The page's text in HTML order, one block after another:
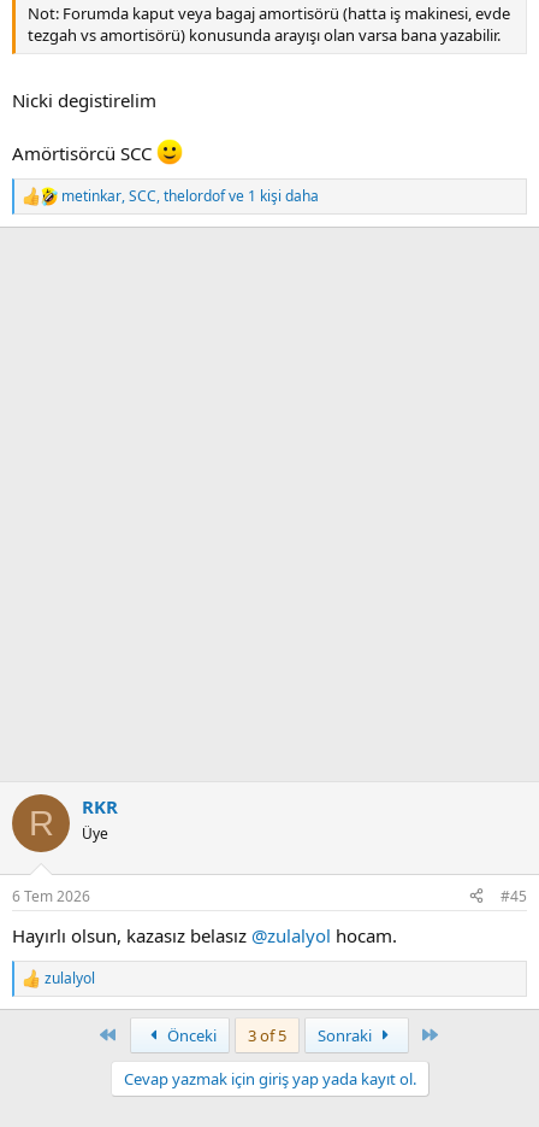
Not: Forumda kaput veya bagaj amortisörü (hatta iş makinesi, evde
tezgah vs amortisörü) konusunda arayışı olan varsa bana yazabilir.
Nicki degistirelim
Amörtisörcü SCC
T
e
metinkar,SCC,thelordofve 1 kişi daha
R RKR
Üye
6 Tem 2026 #45
Hayırlı olsun, kazasız belasız @zulalyol hocam.
T
e
zulalyol
Önceki 3 of 5 Sonraki
Cevap yazmak için giriş yap yada kayıt ol.